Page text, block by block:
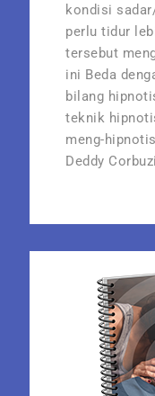
kondisi
perlu tidur
tersebut
ini Beda
bilang
teknik
meng-
Deddy